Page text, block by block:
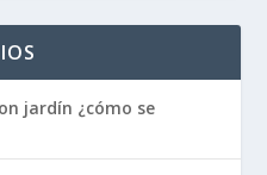
jardín ¿cómo se